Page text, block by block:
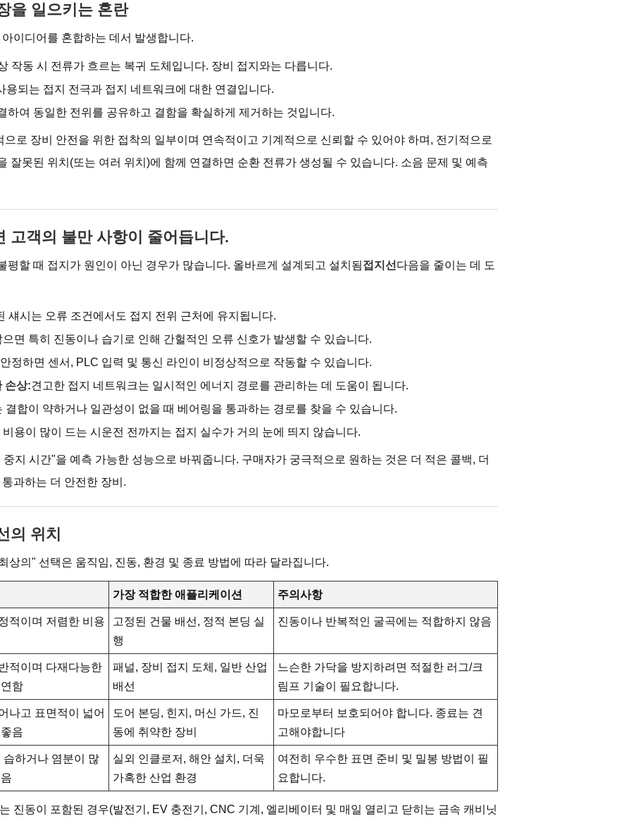
을 일으키는 혼란
이디어를 혼합하는 데서 발생합니다.
작동 시 전류가 흐르는 복귀 도체입니다. 장비 접지와는 다릅니다.
용되는 접지 전극과 접지 네트워크에 대한 연결입니다.
하여 동일한 전위를 공유하고 결함을 확실하게 제거하는 것입니다.
으로 장비 안전을 위한 접착의 일부이며 연속적이고 기계적으로 신뢰할 수 있어야 하며, 전기적으로
잘못된 위치(또는 여러 위치)에 함께 연결하면 순환 전류가 생성될 수 있습니다. 소음 문제 및 예측
고객의 불만 사항이 줄어듭니다.
평할 때 접지가 원인이 아닌 경우가 많습니다. 올바르게 설계되고 설치됨접지선 다음을 줄이는 데 도
섀시는 오류 조건에서도 접지 전위 근처에 유지됩니다.
면 특히 진동이나 습기로 인해 간헐적인 오류 신호가 발생할 수 있습니다.
정하면 센서, PLC 입력 및 통신 라인이 비정상적으로 작동할 수 있습니다.
손상:견고한 접지 네트워크는 일시적인 에너지 경로를 관리하는 데 도움이 됩니다.
결합이 약하거나 일관성이 없을 때 베어링을 통과하는 경로를 찾을 수 있습니다.
비용이 많이 드는 시운전 전까지는 접지 실수가 거의 눈에 띄지 않습니다.
지 시간"을 예측 가능한 성능으로 바꿔줍니다. 구매자가 궁극적으로 원하는 것은 더 적은 콜백, 더
과하는 더 안전한 장비.
의 위치
상의" 선택은 움직임, 진동, 환경 및 종료 방법에 따라 달라집니다.
가장 적합한 애플리케이션 주의사항
적이며 저렴한 비용
고정된 건물 배선, 정적 본딩 실
행
진동이나 반복적인 굴곡에는 적합하지 않음
적이며 다재다능한
함
패널, 장비 접지 도체, 일반 산업
배선
느슨한 가닥을 방지하려면 적절한 러그/크
림프 기술이 필요합니다.
나고 표면적이 넓어
음
도어 본딩, 힌지, 머신 가드, 진
동에 취약한 장비
마모로부터 보호되어야 합니다. 종료는 견
고해야합니다
습하거나 염분이 많
실외 인클로저, 해안 설치, 더욱
가혹한 산업 환경
여전히 우수한 표면 준비 및 밀봉 방법이 필
요합니다.
진동이 포함된 경우(발전기, EV 충전기, CNC 기계, 엘리베이터 및 매일 열리고 닫히는 금속 캐비닛